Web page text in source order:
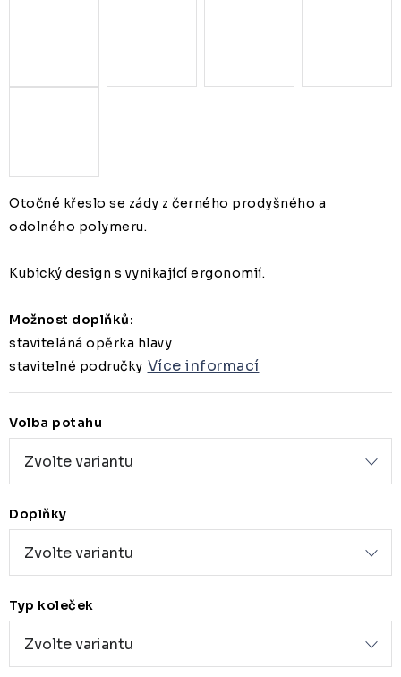
Otočné křeslo se zády z černého prodyšného a
odolného polymeru.
Kubický design s vynikající ergonomií.
Možnost doplňků:
staviteláná opěrka hlavy
stavitelné područky Více informací
Volba potahu
Doplňky
Typ koleček